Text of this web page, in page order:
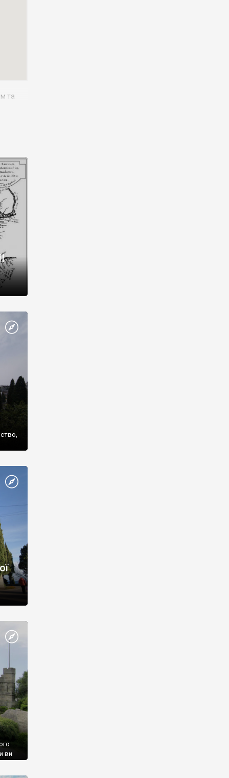
та
ви